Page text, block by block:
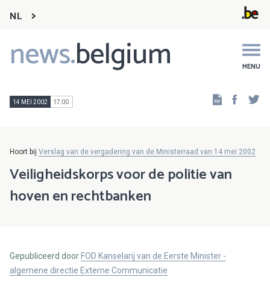
NL
news.belgium MENU
Main
navigation
14 MEI 2002 17:00
Hoort bij Verslag van de vergadering van de Ministerraad van 14 mei 2002
Veiligheidskorps voor de politie van
hoven en rechtbanken
Gepubliceerd door FOD Kanselarij van de Eerste Minister -
algemene directie Externe Communicatie